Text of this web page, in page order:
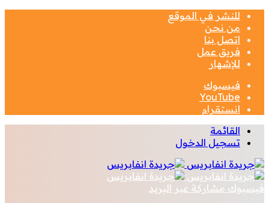
للنشر في الموقع
من نحن
اتصل بنا
فريق عمل
للإشهار
فيسبوك
‫YouTube
انستقرام
القائمة
تسجيل الدخول
فيسبوك مشاركة عبر البريد